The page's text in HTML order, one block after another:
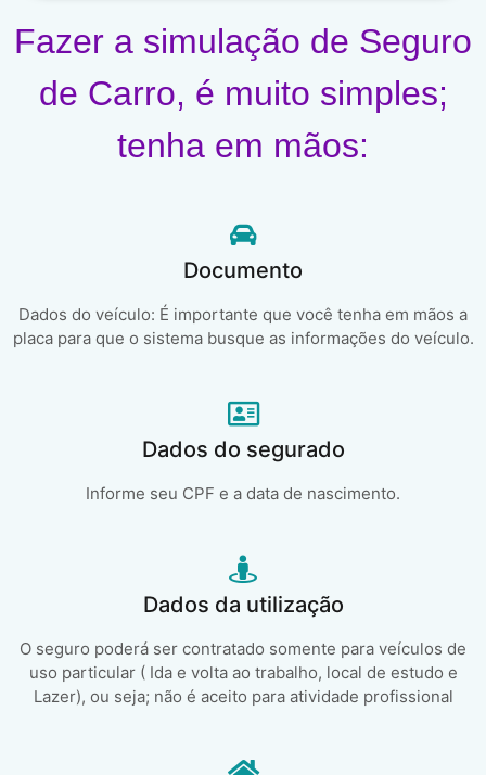
Fazer a simulação de Seguro
de Carro, é muito simples;
tenha em mãos:
Documento
Dados do veículo: É importante que você tenha em mãos a
placa para que o sistema busque as informações do veículo.
Dados do segurado
Informe seu CPF e a data de nascimento.
Dados da utilização
O seguro poderá ser contratado somente para veículos de
uso particular ( Ida e volta ao trabalho, local de estudo e
Lazer), ou seja; não é aceito para atividade profissional